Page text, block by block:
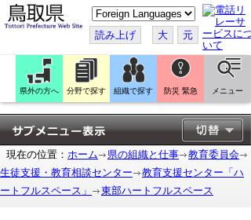
こ
の
ペ
ー
ジ
翻
訳
す
る
読み上げ 大 元
県外の方へ 分野で探す 組織で探す 防災 緊急 メニュー
現在の位置： ホーム 県の組織と仕事
教育委員会
生徒支援・教育相談センター
教育支援センター「ハ
ートフルスペース」
東部ハートフルスペース